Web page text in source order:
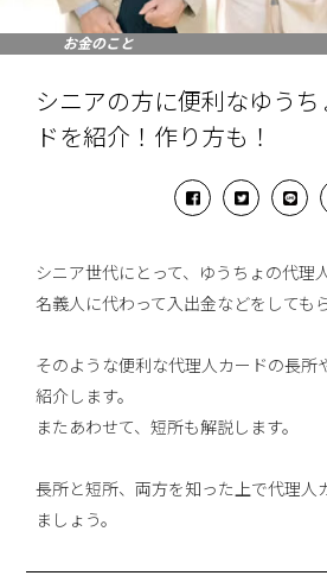
お金のこと
シニアの方に便利なゆう
ドを紹介！作り方も！
シニア世代にとって、ゆうちょの代理
名義人に代わって入出金などをしても
そのような便利な代理人カードの長所
紹介します。
またあわせて、短所も解説します。
長所と短所、両方を知った上で代理人
ましょう。